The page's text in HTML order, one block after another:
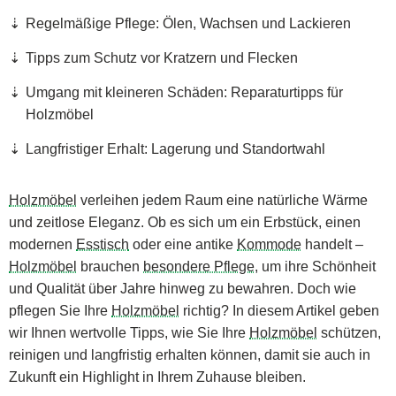
Regelmäßige Pflege: Ölen, Wachsen und Lackieren
Tipps zum Schutz vor Kratzern und Flecken
Umgang mit kleineren Schäden: Reparaturtipps für
Holzmöbel
Langfristiger Erhalt: Lagerung und Standortwahl
Holzmöbel verleihen jedem Raum eine natürliche Wärme
und zeitlose Eleganz. Ob es sich um ein Erbstück, einen
modernen Esstisch oder eine antike Kommode handelt –
Holzmöbel brauchen besondere Pflege, um ihre Schönheit
und Qualität über Jahre hinweg zu bewahren. Doch wie
pflegen Sie Ihre Holzmöbel richtig? In diesem Artikel geben
wir Ihnen wertvolle Tipps, wie Sie Ihre Holzmöbel schützen,
reinigen und langfristig erhalten können, damit sie auch in
Zukunft ein Highlight in Ihrem Zuhause bleiben.